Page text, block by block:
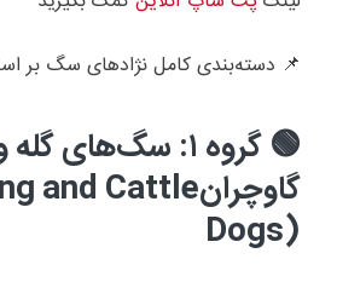
📌 دسته‌بندی کامل نژادهای سگ بر
🟢
گروه ۱: سگ‌های
گاوچرانand Cattle
Dogs)